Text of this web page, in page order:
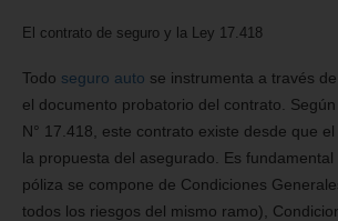
El contrato de seguro y la Ley 17.418
Todo seguro auto se instrumenta a través
el documento probatorio del contrato.
N° 17.418, este contrato existe desde que
la propuesta del asegurado. Es
póliza se compone de Condiciones
todos los riesgos del mismo ramo),